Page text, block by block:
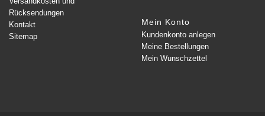
Rücksendungen
Kontakt
Sitemap
Mein Konto
Kundenkonto anlegen
Meine Bestellungen
Mein Wunschzettel